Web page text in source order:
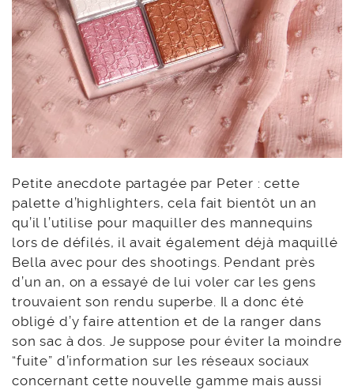
Petite anecdote partagée par Peter : cette
palette d’highlighters, cela fait bientôt un an
qu’il l’utilise pour maquiller des mannequins
lors de défilés, il avait également déjà maquillé
Bella avec pour des shootings. Pendant près
d’un an, on a essayé de lui voler car les gens
trouvaient son rendu superbe. Il a donc été
obligé d’y faire attention et de la ranger dans
son sac à dos. Je suppose pour éviter la moindre
“fuite” d’information sur les réseaux sociaux
concernant cette nouvelle gamme mais aussi